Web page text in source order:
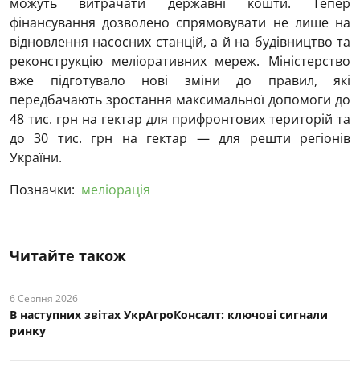
можуть витрачати державні кошти. Тепер
фінансування дозволено спрямовувати не лише на
відновлення насосних станцій, а й на будівництво та
реконструкцію меліоративних мереж. Міністерство
вже підготувало нові зміни до правил, які
передбачають зростання максимальної допомоги до
48 тис. грн на гектар для прифронтових територій та
до 30 тис. грн на гектар — для решти регіонів
України.
Позначки: меліорація
Читайте також
6 Серпня 2026
В наступних звітах УкрАгроКонсалт: ключові cигнали
ринку